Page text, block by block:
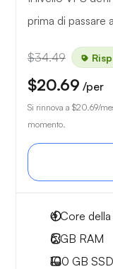
prima di passare
$34.49
$20.69 /per
Si rinnova a $20.69/
momento.
4Core della
6 GB RAM
100 GB